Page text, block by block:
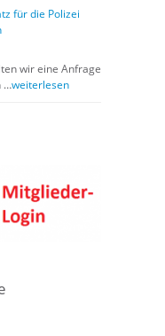
für die Polizei
wir eine Anfrage
…weiterlesen